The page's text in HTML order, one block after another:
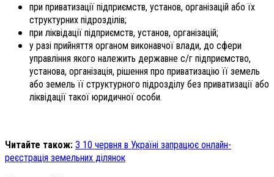
при приватизації підприємств, установ, організацій або їх
структурних підрозділів;
при ліквідації підприємств, установ, організацій;
у разі прийняття органом виконавчої влади, до сфери
управління якого належить державне с/г підприємство,
установа, організація, рішення про приватизацію її земель
або земель її структурного підрозділу без приватизації або
ліквідації такої юридичної особи.
Читайте також: З 10 червня в Україні запрацює онлайн-
реєстрація земельних ділянок